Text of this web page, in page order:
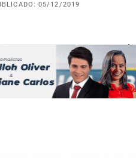
05/12/2019